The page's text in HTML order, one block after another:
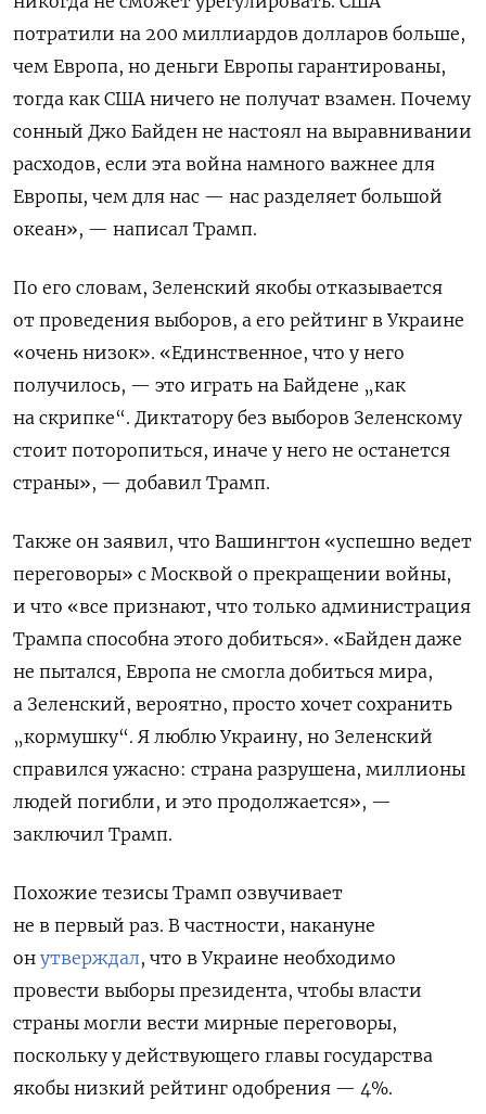
потратили на 200 миллиардов долларов больше,
чем Европа, но деньги Европы гарантированы,
тогда как США ничего не получат взамен. Почему
сонный Джо Байден не настоял на выравнивании
расходов, если эта война намного важнее для
Европы, чем для нас — нас разделяет большой
океан», — написал Трамп.
По его словам, Зеленский якобы отказывается
от проведения выборов, а его рейтинг в Украине
«очень низок». «Единственное, что у него
получилось, — это играть на Байдене „как
на скрипке“. Диктатору без выборов Зеленскому
стоит поторопиться, иначе у него не останется
страны», — добавил Трамп.
Также он заявил, что Вашингтон «успешно ведет
переговоры» с Москвой о прекращении войны,
и что «все признают, что только администрация
Трампа способна этого добиться». «Байден даже
не пытался, Европа не смогла добиться мира,
а Зеленский, вероятно, просто хочет сохранить
„кормушку“. Я люблю Украину, но Зеленский
справился ужасно: страна разрушена, миллионы
людей погибли, и это продолжается», —
заключил Трамп.
Похожие тезисы Трамп озвучивает
не в первый раз. В частности, накануне
он утверждал, что в Украине необходимо
провести выборы президента, чтобы власти
страны могли вести мирные переговоры,
поскольку у действующего главы государства
якобы низкий рейтинг одобрения — 4%.